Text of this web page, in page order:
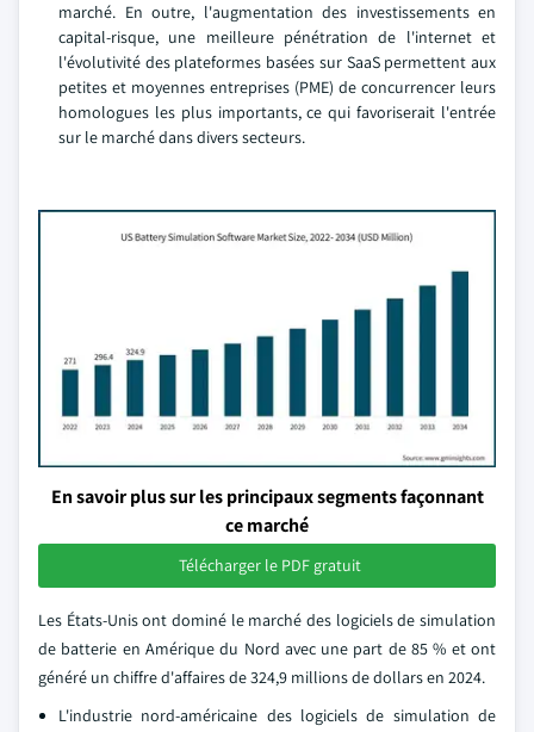
marché. En outre, l'augmentation des investissements en
capital-risque, une meilleure pénétration de l'internet et
l'évolutivité des plateformes basées sur SaaS permettent aux
petites et moyennes entreprises (PME) de concurrencer leurs
homologues les plus importants, ce qui favoriserait l'entrée
sur le marché dans divers secteurs.
En savoir plus sur les principaux segments façonnant
ce marché
Télécharger le PDF gratuit
Les États-Unis ont dominé le marché des logiciels de simulation
de batterie en Amérique du Nord avec une part de 85 % et ont
généré un chiffre d'affaires de 324,9 millions de dollars en 2024.
L'industrie nord-américaine des logiciels de simulation de